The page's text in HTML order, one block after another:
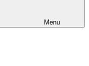
Menu